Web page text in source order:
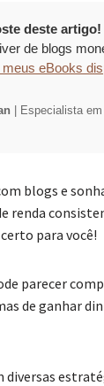
deste artigo!
de blogs
eBooks
| Especialista
blogs e
renda
para você!
parecer
de ganhar
diversas